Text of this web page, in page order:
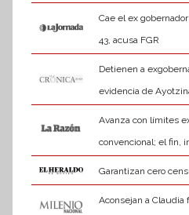
Cae el ex
43, acusa FGR
Detienen a
evidencia de
Avanza con límites
convencional; el fin,
Garantizan cero
Aconsejan a Claudia